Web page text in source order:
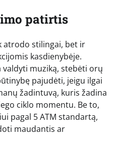
patirtis
atrodo stilingai, bet ir
kasdienybėje.
valdyti muziką, stebėti orų
pajudėti, jeigu ilgai
žadintuvą, kuris žadina
ciklo momentu. Be to,
pagal 5 ATM standartą,
maudantis ar